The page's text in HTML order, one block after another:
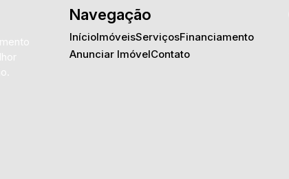
Navegação
InícioImóveisServiçosFinanciamento
Anunciar ImóvelContato